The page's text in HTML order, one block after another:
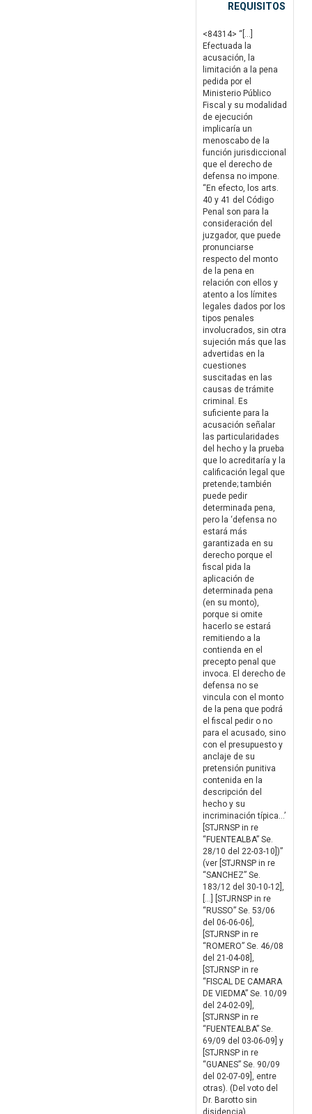
REQUISITOS
<84314> “[…]
Efectuada la
acusación, la
limitación a la pena
pedida por el
Ministerio Público
Fiscal y su modalidad
de ejecución
implicaría un
menoscabo de la
función jurisdiccional
que el derecho de
defensa no impone.
“En efecto, los arts.
40 y 41 del Código
Penal son para la
consideración del
juzgador, que puede
pronunciarse
respecto del monto
de la pena en
relación con ellos y
atento a los límites
legales dados por los
tipos penales
involucrados, sin otra
sujeción más que las
advertidas en la
cuestiones
suscitadas en las
causas de trámite
criminal. Es
suficiente para la
acusación señalar
las particularidades
del hecho y la prueba
que lo acreditaría y la
calificación legal que
pretende; también
puede pedir
determinada pena,
pero la ‘defensa no
estará más
garantizada en su
derecho porque el
fiscal pida la
aplicación de
determinada pena
(en su monto),
porque si omite
hacerlo se estará
remitiendo a la
contienda en el
precepto penal que
invoca. El derecho de
defensa no se
vincula con el monto
de la pena que podrá
el fiscal pedir o no
para el acusado, sino
con el presupuesto y
anclaje de su
pretensión punitiva
contenida en la
descripción del
hecho y su
incriminación típica…’
[STJRNSP in re
“FUENTEALBA” Se.
28/10 del 22-03-10])”
(ver [STJRNSP in re
“SANCHEZ” Se.
183/12 del 30-10-12],
[…] [STJRNSP in re
“RUSSO” Se. 53/06
del 06-06-06],
[STJRNSP in re
“ROMERO” Se. 46/08
del 21-04-08],
[STJRNSP in re
“FISCAL DE CAMARA
DE VIEDMA” Se. 10/09
del 24-02-09],
[STJRNSP in re
“FUENTEALBA” Se.
69/09 del 03-06-09] y
[STJRNSP in re
“GUANES” Se. 90/09
del 02-07-09], entre
otras). (Del voto del
Dr. Barotto sin